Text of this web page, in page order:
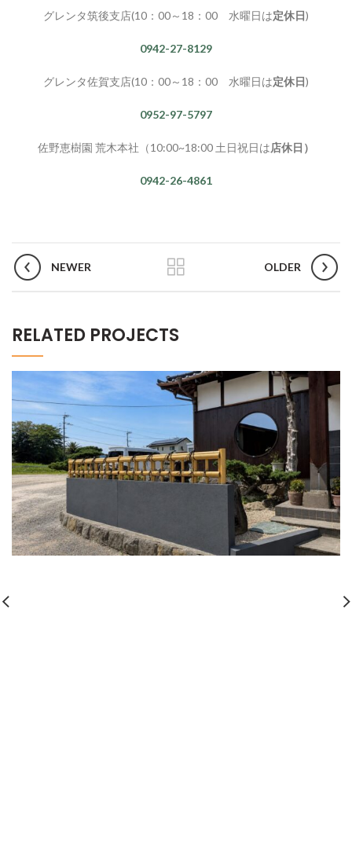
グレンタ筑後支店(10：00～18：00 水曜日は定休日)
0942-27-8129
グレンタ佐賀支店(10：00～18：00 水曜日は定休日)
0952-97-5797
佐野恵樹園 荒木本社（10:00~18:00 土日祝日は店休日）
0942-26-4861
NEWER OLDER
RELATED PROJECTS